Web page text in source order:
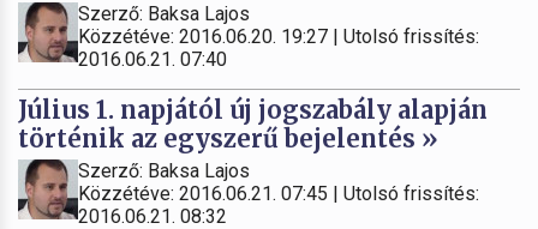
Szerző: Baksa Lajos
Közzétéve: 2016.06.20. 19:27 | Utolsó frissítés:
2016.06.21. 07:40
Július 1. napjától új jogszabály alapján
történik az egyszerű bejelentés »
Szerző: Baksa Lajos
Közzétéve: 2016.06.21. 07:45 | Utolsó frissítés:
2016.06.21. 08:32